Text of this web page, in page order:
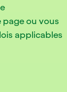
ou vous
applicables